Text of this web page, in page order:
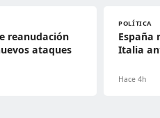
reanudación
ataques
POLÍTICA
España
Italia
Hace 4h